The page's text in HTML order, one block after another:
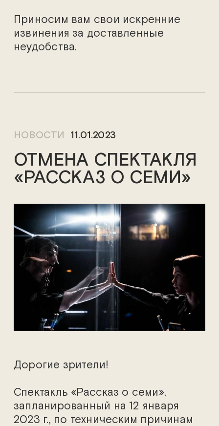
Приносим вам свои искренние
извинения за доставленные
неудобства.
НОВОСТИ 11.01.2023
ОТМЕНА СПЕКТАКЛЯ
«РАССКАЗ О СЕМИ»
Дорогие зрители!
Спектакль «Рассказ о семи»,
запланированный на 12 января
2023 г., по техническим причинам